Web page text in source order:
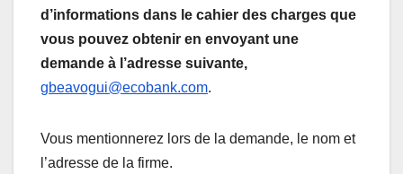
d’informations dans le cahier des charges que
vous pouvez obtenir en envoyant une
demande à l’adresse suivante,
gbeavogui@ecobank.com.
Vous mentionnerez lors de la demande, le nom et
l’adresse de la firme.